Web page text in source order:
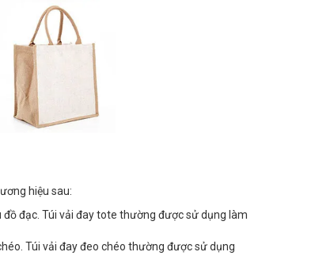
hiệu sau:
đạc. Túi vải đay tote thường được sử dụng làm
Túi vải đay đeo chéo thường được sử dụng